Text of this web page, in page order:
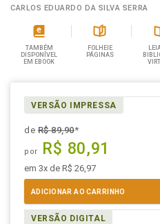
CARLOS EDUARDO DA SILVA SERRA
TAMBÉM
DISPONÍVEL
EM EBOOK
FOLHEIE
PÁGINAS
VERSÃO IMPRESSA
deR$ 89,90*
por R$ 80,91
em 3x de R$ 26,97
ADICIONAR AO CARRINHO
VERSÃO DIGITAL